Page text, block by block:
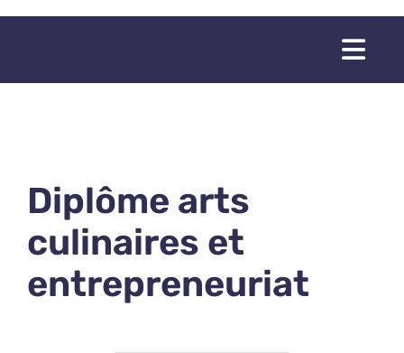
Diplôme arts
culinaires et
entrepreneuriat